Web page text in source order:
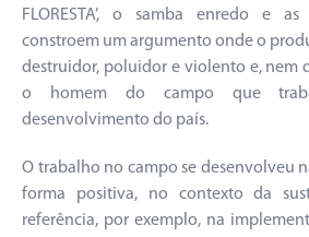
FLORESTA’, o samba enredo e
constroem um argumento onde o
destruidor, poluidor e violento e, nem
o homem do campo que
desenvolvimento do país.
O trabalho no campo se desenvolveu
forma positiva, no contexto da
referência, por exemplo, na